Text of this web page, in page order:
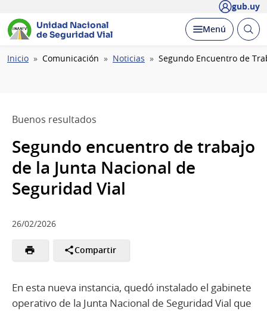
gub.uy
Unidad Nacional
de Seguridad Vial
Desplegar
Menú Abrir
Ruta
Inicio Comunicación Noticias Segundo Encuentro de
Buenos resultados
Segundo encuentro de trabajo
de la Junta Nacional de
Seguridad Vial
26/02/2026
Compartir
En esta nueva instancia, quedó instalado el gabinete
operativo de la Junta Nacional de Seguridad Vial que